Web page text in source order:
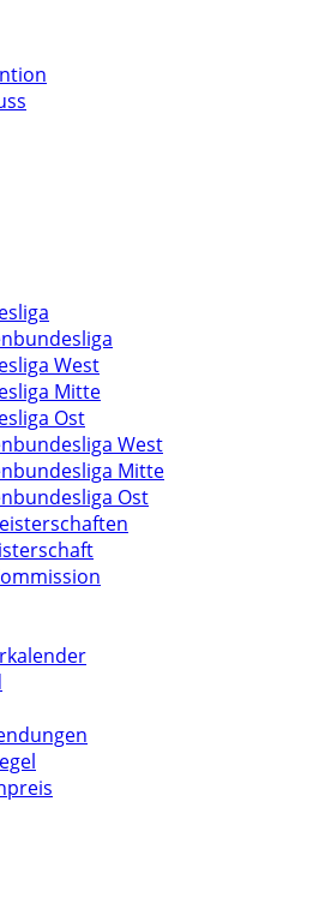
West
Mitte
Ost
West
Mitte
Ost